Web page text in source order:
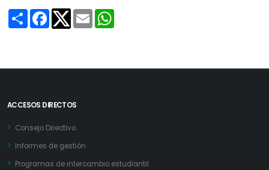
Share
Facebook
Twitter
Email
ACCESOS DIRECTOS
Consejo Directivo
Informes de gestión
Programas de intercambio estudiantil